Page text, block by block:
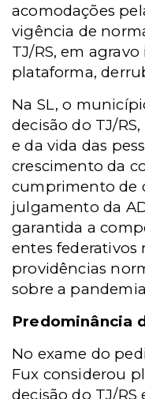
acomodações
vigência de
TJ/RS, em
plataforma,
Na SL, o
decisão do TJ/
e da vida das
crescimento da
cumprimento de
julgamento da
garantida a
entes federativos
providências
sobre a
Predominância
No exame do
Fux considerou
decisão do TJ/RS